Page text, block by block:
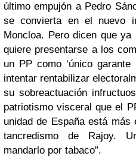
último empujón a Pedro
se convierta en el nuevo
Moncloa. Pero dicen que
quiere presentarse a los
un PP como ‘único
intentar rentabilizar
su sobreactuación
patriotismo visceral que el
unidad de España está
tancredismo de Rajoy.
mandarlo por tabaco”.